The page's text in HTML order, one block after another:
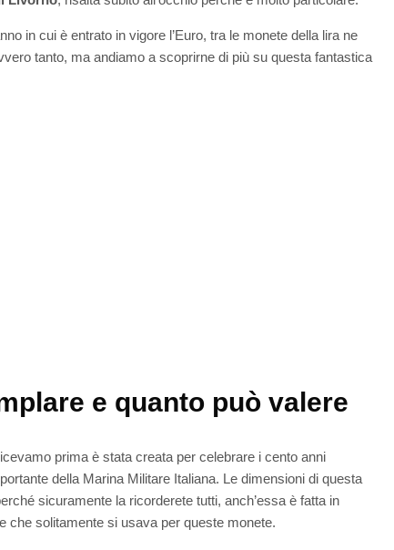
in cui è entrato in vigore l’Euro, tra le monete della lira ne
tanto, ma andiamo a scoprirne di più su questa fantastica
e quanto può valere
prima è stata creata per celebrare i cento anni
della Marina Militare Italiana. Le dimensioni di questa
sicuramente la ricorderete tutti, anch’essa è fatta in
che solitamente si usava per queste monete.